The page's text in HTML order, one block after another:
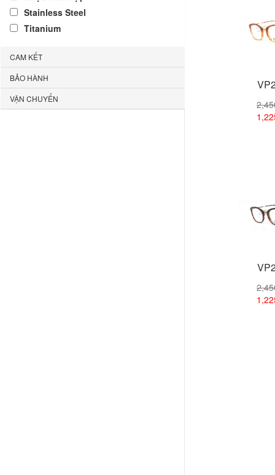
Stainless Steel
Titanium
CAM KẾT
BẢO HÀNH
VẬN CHUYỂN